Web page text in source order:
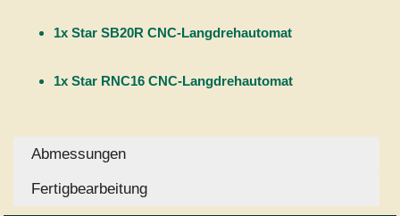
1x Star SB20R CNC-Langdrehautomat
1x Star RNC16 CNC-Langdrehautomat
Abmessungen
Fertigbearbeitung